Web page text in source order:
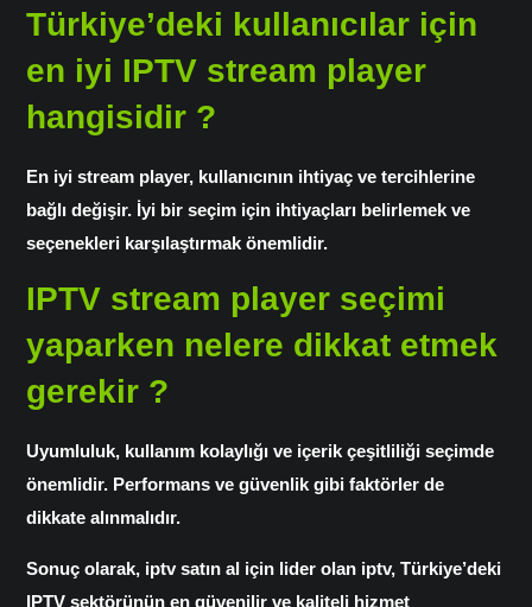
Türkiye’deki kullanıcılar için
en iyi IPTV stream player
hangisidir ?
En iyi stream player, kullanıcının ihtiyaç ve tercihlerine
bağlı değişir. İyi bir seçim için ihtiyaçları belirlemek ve
seçenekleri karşılaştırmak önemlidir.
IPTV stream player seçimi
yaparken nelere dikkat etmek
gerekir ?
Uyumluluk, kullanım kolaylığı ve içerik çeşitliliği seçimde
önemlidir. Performans ve güvenlik gibi faktörler de
dikkate alınmalıdır.
Sonuç olarak, iptv satın al için lider olan iptv, Türkiye’deki
IPTV sektörünün en güvenilir ve kaliteli hizmet